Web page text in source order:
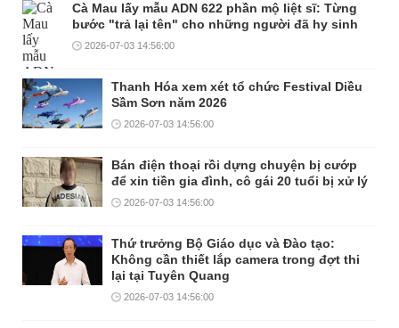
Cà Mau lấy mẫu ADN 622 phần mộ liệt sĩ: Từng
bước "trả lại tên" cho những người đã hy sinh
2026-07-03 14:56:00
Thanh Hóa xem xét tổ chức Festival Diều
Sầm Sơn năm 2026
2026-07-03 14:56:00
Bán điện thoại rồi dựng chuyện bị cướp
để xin tiền gia đình, cô gái 20 tuổi bị xử lý
2026-07-03 14:56:00
Thứ trưởng Bộ Giáo dục và Đào tạo:
Không cần thiết lắp camera trong đợt thi
lại tại Tuyên Quang
2026-07-03 14:56:00